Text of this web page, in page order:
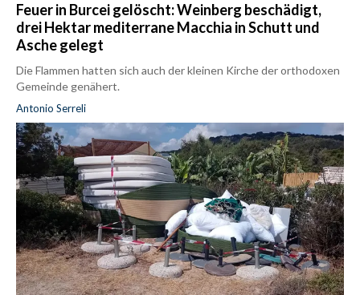
Feuer in Burcei gelöscht: Weinberg beschädigt,
drei Hektar mediterrane Macchia in Schutt und
Asche gelegt
Die Flammen hatten sich auch der kleinen Kirche der orthodoxen
Gemeinde genähert.
Antonio Serreli